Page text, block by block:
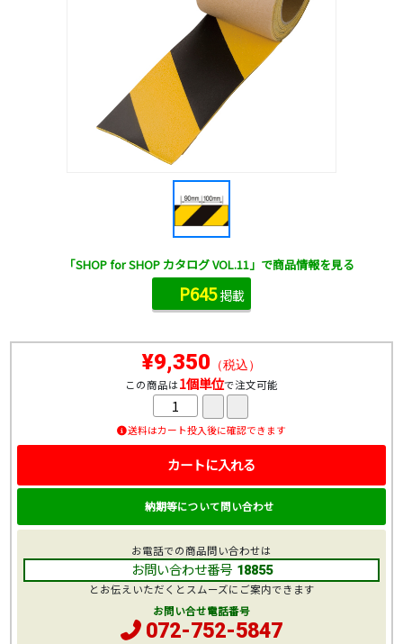
¥9,350 （税込）
この商品は1個単位で注文可能
送料はカート投入後に確認できます
カートに入れる
納期等について問い合わせ
お電話での商品問い合わせは
お問い合わせ番号 18855
とお伝えいただくとスムーズにご案内できます
お問い合せ電話番号
072-752-5847
「SHOP for SHOP カタログ VOL.11」で商品情報を見る
P645掲載